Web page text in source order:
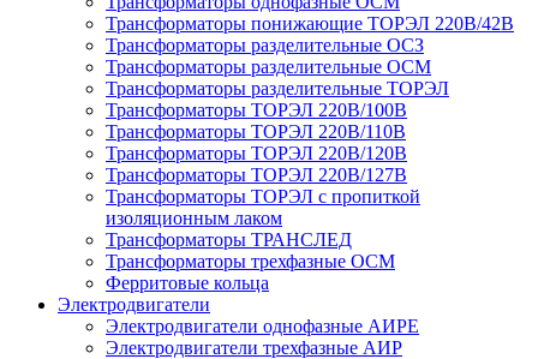
Трансформаторы понижающие ТОРЭЛ 220В/42В
Трансформаторы разделительные ОСЗ
Трансформаторы разделительные ОСМ
Трансформаторы разделительные ТОРЭЛ
Трансформаторы ТОРЭЛ 220В/100В
Трансформаторы ТОРЭЛ 220В/110В
Трансформаторы ТОРЭЛ 220В/120В
Трансформаторы ТОРЭЛ 220В/127В
Трансформаторы ТОРЭЛ с пропиткой
изоляционным лаком
Трансформаторы ТРАНСЛЕД
Трансформаторы трехфазные ОСМ
Ферритовые кольца
Электродвигатели
Электродвигатели однофазные АИРЕ
Электродвигатели трехфазные АИР